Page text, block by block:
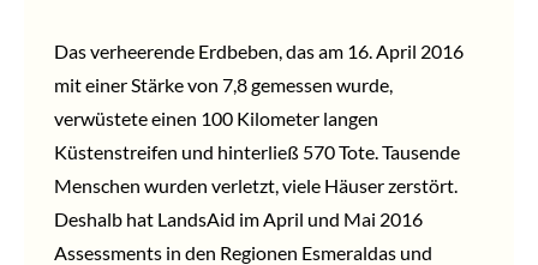
Das verheerende Erdbeben, das am 16. April 2016
mit einer Stärke von 7,8 gemessen wurde,
verwüstete einen 100 Kilometer langen
Küstenstreifen und hinterließ 570 Tote. Tausende
Menschen wurden verletzt, viele Häuser zerstört.
Deshalb hat LandsAid im April und Mai 2016
Assessments in den Regionen Esmeraldas und